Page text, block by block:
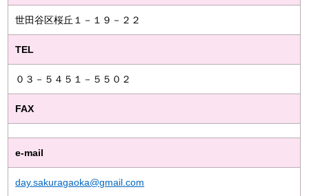
世田谷区桜丘１－１９－２２
TEL
０３－５４５１－５５０２
FAX
e-mail
day.sakuragaoka@gmail.com